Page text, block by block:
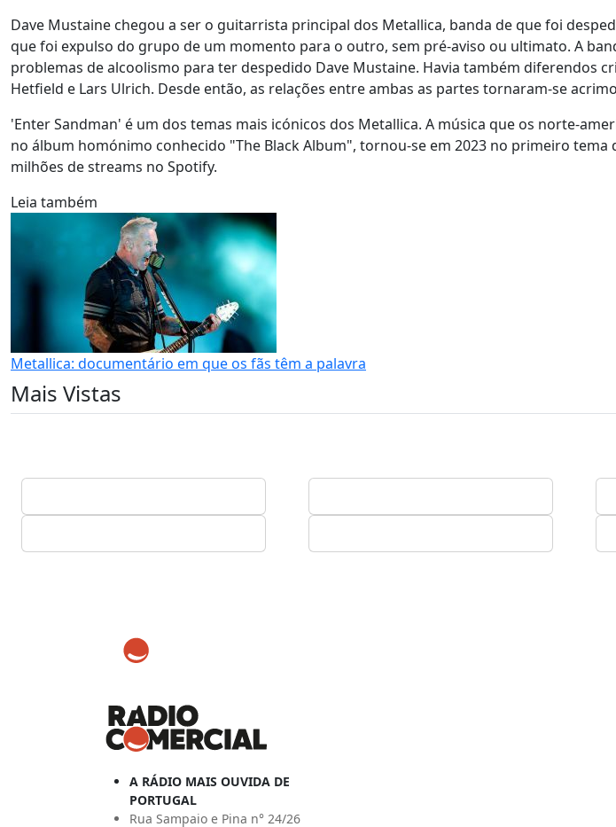
Dave Mustaine chegou a ser o guitarrista principal dos Metallica, banda de que foi
que foi expulso do grupo de um momento para o outro, sem pré-aviso ou ultimato. A
problemas de alcoolismo para ter despedido Dave Mustaine. Havia também diferendos
Hetfield e Lars Ulrich. Desde então, as relações entre ambas as partes tornaram-se
'Enter Sandman' é um dos temas mais icónicos dos Metallica. A música que os norte-
no álbum homónimo conhecido "The Black Album", tornou-se em 2023 no primeiro tema
milhões de streams no Spotify.
Leia também
Metallica: documentário em que os fãs têm a palavra
Mais Vistas
A RÁDIO MAIS OUVIDA DE
PORTUGAL
Rua Sampaio e Pina n° 24/26